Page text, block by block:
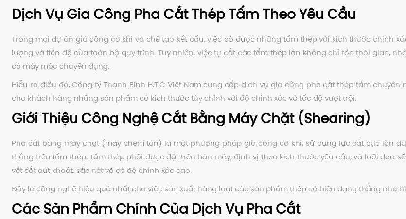
Dịch Vụ Gia Công Pha Cắt Thép Tấm Theo Yêu Cầu
Trong mọi dự án gia công cơ khí và chế tạo kết cấu, việc có được những tấm thép với kích thước chính
lượng và tiến độ của toàn bộ quy trình. Tuy nhiên, việc tự cắt các tấm thép lớn không chỉ tốn thời gian,
có máy móc chuyên dụng.
Hiểu rõ điều đó, Công ty Thanh Bình H.T.C Việt Nam cung cấp dịch vụ gia công pha cắt thép tấm
cho khách hàng những sản phẩm có kích thước tùy chỉnh với độ chính xác và tốc độ vượt trội.
Giới Thiệu Công Nghệ Cắt Bằng Máy Chặt (Shearing)
Pha cắt bằng máy chặt (máy chém tôn) là một phương pháp gia công cơ khí, sử dụng lực cắt cực lớn
thẳng trên tấm thép. Tấm thép phôi được đặt trên bàn máy, định vị theo kích thước yêu cầu, và lưỡi dao
vết cắt dứt khoát, sắc nét và có độ chính xác cao.
Đây là công nghệ hiệu quả nhất cho việc sản xuất hàng loạt các sản phẩm thép có biên dạng thẳng như
Các Sản Phẩm Chính Của Dịch Vụ Pha Cắt